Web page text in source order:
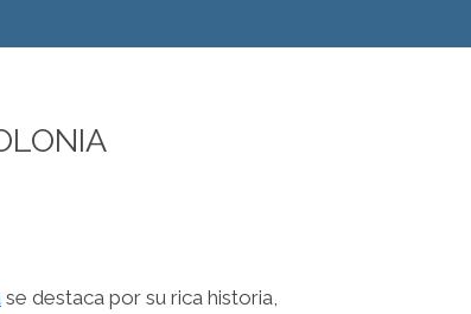
se destaca por su rica historia,